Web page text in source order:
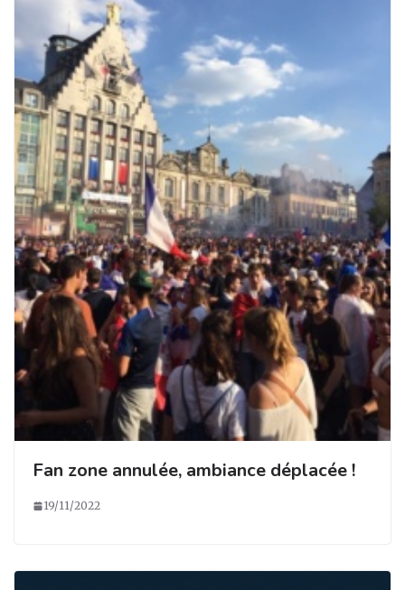
Fan zone annulée, ambiance déplacée !
19/11/2022